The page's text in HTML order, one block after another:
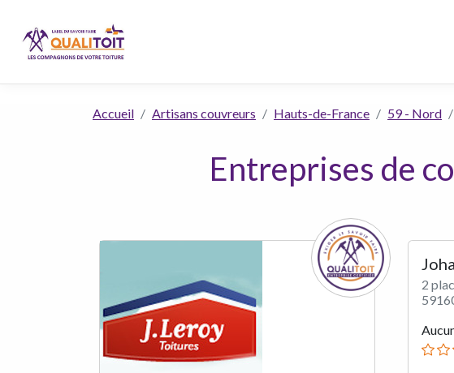
Accueil Artisans couvreurs Hauts-de-France 59 - Nord
Entreprises de
2